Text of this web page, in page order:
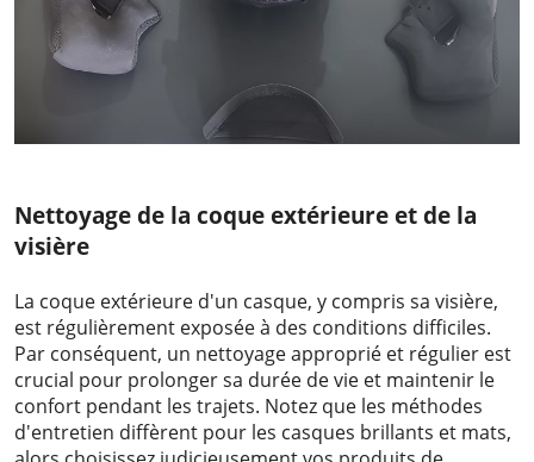
Nettoyage de la coque extérieure et de la
visière
La coque extérieure d'un casque, y compris sa visière,
est régulièrement exposée à des conditions difficiles.
Par conséquent, un nettoyage approprié et régulier est
crucial pour prolonger sa durée de vie et maintenir le
confort pendant les trajets. Notez que les méthodes
d'entretien diffèrent pour les casques brillants et mats,